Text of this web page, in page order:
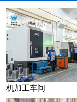
机加工车间